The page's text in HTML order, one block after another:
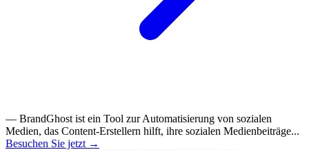
— BrandGhost ist ein Tool zur Automatisierung von sozialen
Medien, das Content-Erstellern hilft, ihre sozialen Medienbeiträge...
Besuchen Sie jetzt →